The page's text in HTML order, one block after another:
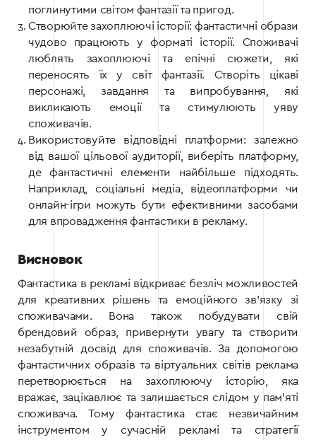
поглинутими світом фантазії та пригод.
Створюйте захоплюючі історії: фантастичні образи
чудово працюють у форматі історії. Споживачі
люблять захоплюючі та епічні сюжети, які
переносять їх у світ фантазії. Створіть цікаві
персонажі, завдання та випробування, які
викликають емоції та стимулюють уяву
споживачів.
Використовуйте відповідні платформи: залежно
від вашої цільової аудиторії, виберіть платформу,
де фантастичні елементи найбільше підходять.
Наприклад, соціальні медіа, відеоплатформи чи
онлайн-ігри можуть бути ефективними засобами
для впровадження фантастики в рекламу.
Висновок
Фантастика в рекламі відкриває безліч можливостей
для креативних рішень та емоційного зв’язку зі
споживачами. Вона також побудувати свій
брендовий образ, привернути увагу та створити
незабутній досвід для споживачів. За допомогою
фантастичних образів та віртуальних світів реклама
перетворюється на захоплюючу історію, яка
вражає, зацікавлює та залишається слідом у пам’яті
споживача. Тому фантастика стає незвичайним
інструментом у сучасній рекламі та стратегії